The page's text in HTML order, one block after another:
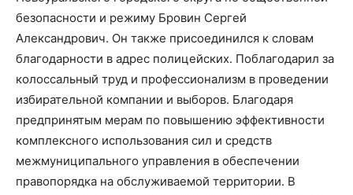
безопасности и режиму Бровин Сергей
Александрович. Он также присоединился к словам
благодарности в адрес полицейских. Поблагодарил за
колоссальный труд и профессионализм в проведении
избирательной компании и выборов. Благодаря
предпринятым мерам по повышению эффективности
комплексного использования сил и средств
межмуниципального управления в обеспечении
правопорядка на обслуживаемой территории. В